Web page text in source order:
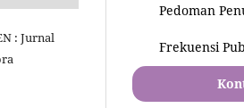
: Jurnal
Pedoman
Frekuensi